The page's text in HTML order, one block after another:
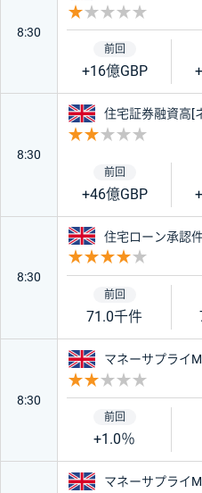
8:30
+16億GBP
8:30
イギリス
住宅証券融資高[
+46億GBP
8:30
イギリス
住宅ローン承認
71.0千件
8:30
イギリス
マネーサプライ
+1.0％
イギリス
マネーサプライ